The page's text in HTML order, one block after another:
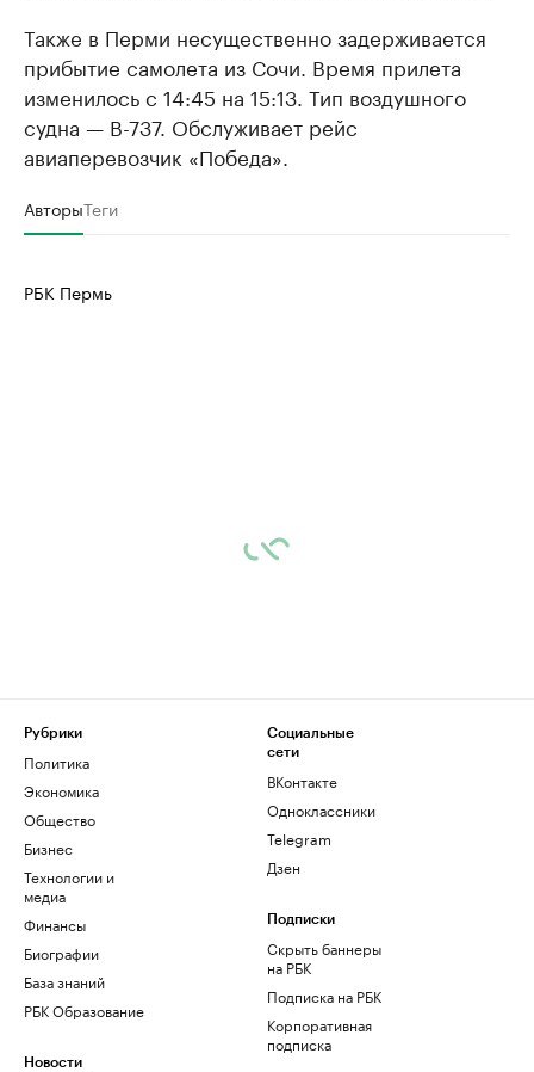
Также в Перми несущественно задерживается
прибытие самолета из Сочи. Время прилета
изменилось с 14:45 на 15:13. Тип воздушного
судна — B-737. Обслуживает рейс
авиаперевозчик «Победа».
АвторыТеги
РБК Пермь
Рубрики
Политика
Экономика
Общество
Бизнес
Технологии и
медиа
Финансы
Биографии
База знаний
РБК Образование
Новости
Социальные
сети
ВКонтакте
Одноклассники
Telegram
Дзен
Подписки
Скрыть баннеры
на РБК
Подписка на РБК
Корпоративная
подписка